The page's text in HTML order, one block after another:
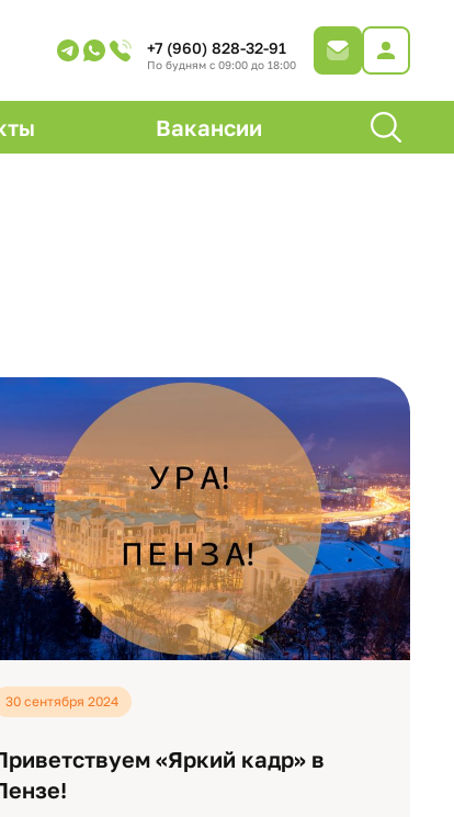
+7 (960) 828-32-91
По будням с 09:00 до 18:00
Вакансии
30 сентября 2024
«Яркий кадр» в